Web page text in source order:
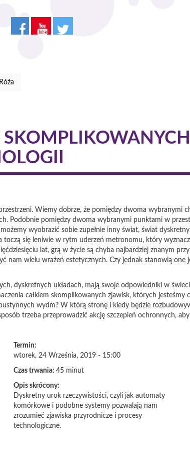
Wiemy dobrze, że pomiędzy dwoma wybranymi
Podobnie pomiędzy dwoma wybranymi punktami w
wyobrazić sobie zupełnie inny świat, świat
toczą się leniwie w rytm uderzeń metronomu, który
lat, grą w życie są chyba najbardziej znanym
nam wielu wrażeń estetycznych. Czy jednak stanowią one
dyskretnych układach, mają swoje odpowiedniki w
całkiem skomplikowanych zjawisk, których
wydm? W którą stronę i kiedy będzie
trzeba przeprowadzić akcję szczepień ochronnych,
Termin:
wtorek, 24 Września, 2019 - 15:00
Czas trwania: 45 minut
Opis skrócony:
Dyskretny urok rzeczywistości, czyli jak automaty
komórkowe i podobne systemy pozwalają nam
zrozumieć zjawiska przyrodnicze i procesy
technologiczne.